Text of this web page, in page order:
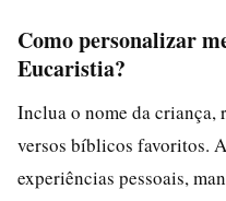
Como personalizar
Eucaristia?
Inclua o nome da criança,
versos bíblicos favoritos.
experiências pessoais,